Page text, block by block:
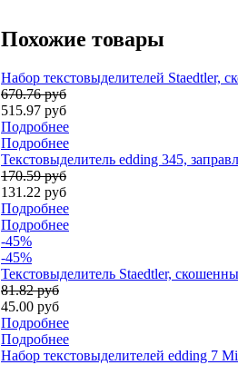
Похожие товары
Набор текстовыделителей Staedtler,
670.76 руб
515.97 руб
Подробнее
Подробнее
Текстовыделитель edding 345,
170.59 руб
131.22 руб
Подробнее
Подробнее
-45%
-45%
Текстовыделитель Staedtler,
81.82 руб
45.00 руб
Подробнее
Подробнее
Набор текстовыделителей edding 7